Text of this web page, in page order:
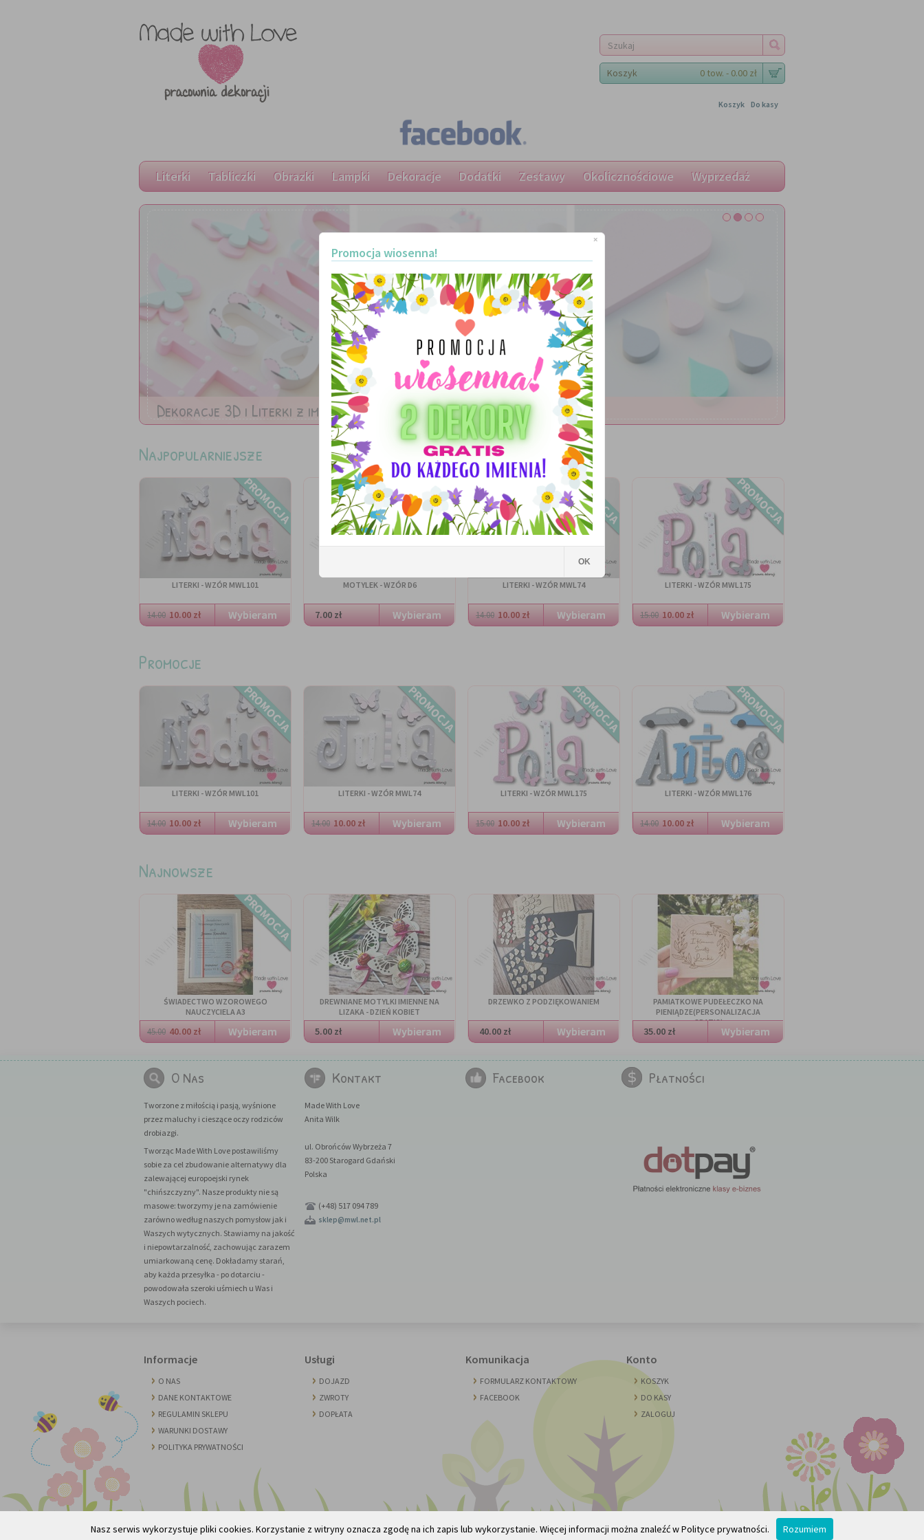
Koszyk 0 tow. - 0.00 zł
Koszyk Do kasy
Literki Tabliczki Obrazki Lampki Dekoracje Dodatki Zestawy Okolicznościowe Wyprzedaż
Dekoracje 3D i Literki z imieniem
Najpopularniejsze
PROMOCJA
LITERKI - WZÓR MWL101
14.00 10.00 zł
MOTYLEK - WZÓR D6
7.00 zł
PROMOCJA
LITERKI - WZÓR MWL74
14.00 10.00 zł
PROMOCJA
LITERKI - WZÓR MWL175
15.00 10.00 zł
Promocje
PROMOCJA
LITERKI - WZÓR MWL101
14.00 10.00 zł
PROMOCJA
LITERKI - WZÓR MWL74
14.00 10.00 zł
PROMOCJA
LITERKI - WZÓR MWL175
15.00 10.00 zł
PROMOCJA
LITERKI - WZÓR MWL176
14.00 10.00 zł
Najnowsze
PROMOCJA
ŚWIADECTWO WZOROWEGO
NAUCZYCIELA A3
45.00 40.00 zł
DREWNIANE MOTYLKI IMIENNE NA
LIZAKA - DZIEŃ KOBIET
5.00 zł
DRZEWKO Z PODZIĘKOWANIEM
40.00 zł
PAMIATKOWE PUDEŁECZKO NA
PIENIĄDZE(PERSONALIZACJA
GRATIS)
35.00 zł
O Nas
Tworzone z miłością i pasją, wyśnione
przez maluchy i cieszące oczy rodziców
drobiazgi.
Tworząc Made With Love postawiliśmy
sobie za cel zbudowanie alternatywy dla
zalewającej europoejski rynek
"chińszczyzny". Nasze produkty nie są
masowe: tworzymy je na zamówienie
zarówno według naszych pomysłow jak i
Waszych wytycznych. Stawiamy na jakość
i niepowtarzalność, zachowując zarazem
umiarkowaną cenę. Dokładamy starań,
aby każda przesyłka - po dotarciu -
powodowała szeroki uśmiech u Was i
Waszych pociech.
Kontakt
Made With Love
Anita Wilk
ul. Obrońców Wybrzeża 7
83-200 Starogard Gdański
Polska
(+48) 517 094 789
sklep@mwl.net.pl
Facebook Płatności
Informacje
O NAS
DANE KONTAKTOWE
REGULAMIN SKLEPU
WARUNKI DOSTAWY
POLITYKA PRYWATNOŚCI
Usługi
DOJAZD
ZWROTY
DOPŁATA
Komunikacja
FORMULARZ KONTAKTOWY
FACEBOOK
Konto
KOSZYK
DO KASY
ZALOGUJ
×
Promocja wiosenna!
OK
Nasz serwis wykorzystuje pliki cookies. Korzystanie z witryny oznacza zgodę na ich zapis lub wykorzystanie. Więcej informacji można znaleźć w Polityce prywatności. Rozumiem